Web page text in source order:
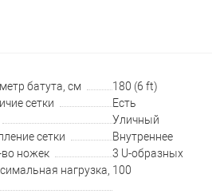
батута, см
180 (6 ft)
сетки
Есть
Уличный
сетки
Внутреннее
во ножек
3 U-образных
нагрузка, 100